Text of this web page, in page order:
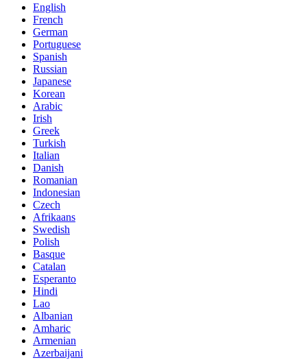
English
French
German
Portuguese
Spanish
Russian
Japanese
Korean
Arabic
Irish
Greek
Turkish
Italian
Danish
Romanian
Indonesian
Czech
Afrikaans
Swedish
Polish
Basque
Catalan
Esperanto
Hindi
Lao
Albanian
Amharic
Armenian
Azerbaijani